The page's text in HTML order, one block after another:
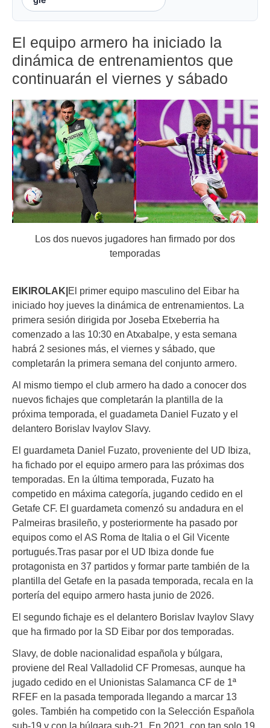
El equipo armero ha iniciado la
dinámica de entrenamientos que
continuarán el viernes y sábado
Los dos nuevos jugadores han firmado por dos
temporadas
EIKIROLAK|El primer equipo masculino del Eibar ha
iniciado hoy jueves la dinámica de entrenamientos. La
primera sesión dirigida por Joseba Etxeberria ha
comenzado a las 10:30 en Atxabalpe, y esta semana
habrá 2 sesiones más, el viernes y sábado, que
completarán la primera semana del conjunto armero.
Al mismo tiempo el club armero ha dado a conocer dos
nuevos fichajes que completarán la plantilla de la
próxima temporada, el guadameta Daniel Fuzato y el
delantero Borislav Ivaylov Slavy.
El guardameta Daniel Fuzato, proveniente del UD Ibiza,
ha fichado por el equipo armero para las próximas dos
temporadas. En la última temporada, Fuzato ha
competido en máxima categoría, jugando cedido en el
Getafe CF. El guardameta comenzó su andadura en el
Palmeiras brasileño, y posteriormente ha pasado por
equipos como el AS Roma de Italia o el Gil Vicente
portugués.Tras pasar por el UD Ibiza donde fue
protagonista en 37 partidos y formar parte también de la
plantilla del Getafe en la pasada temporada, recala en la
portería del equipo armero hasta junio de 2026.
El segundo fichaje es el delantero Borislav Ivaylov Slavy
que ha firmado por la SD Eibar por dos temporadas.
Slavy, de doble nacionalidad española y búlgara,
proviene del Real Valladolid CF Promesas, aunque ha
jugado cedido en el Unionistas Salamanca CF de 1ª
RFEF en la pasada temporada llegando a marcar 13
goles. También ha competido con la Selección Española
sub-19 y con la búlgara sub-21. En 2021, con tan solo 19